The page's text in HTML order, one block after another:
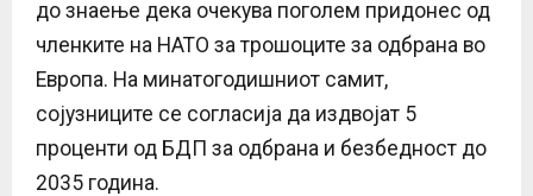
до знаење дека очекува поголем придонес од
членките на НАТО за трошоците за одбрана во
Европа. На минатогодишниот самит,
сојузниците се согласија да издвојат 5
проценти од БДП за одбрана и безбедност до
2035 година.